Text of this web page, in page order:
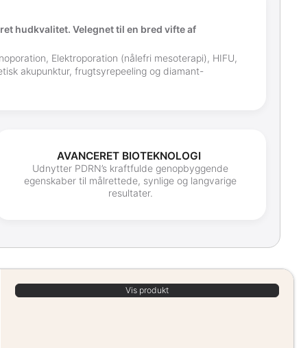
hudkvalitet. Velegnet til en bred vifte af
Elektroporation (nålefri mesoterapi), HIFU,
akupunktur, frugtsyrepeeling og diamant-
AVANCERET BIOTEKNOLOGI
Udnytter PDRN’s kraftfulde genopbyggende
egenskaber til målrettede, synlige og langvarige
resultater.
Vis produkt